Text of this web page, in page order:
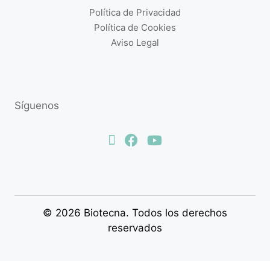
Política de Privacidad
Política de Cookies
Aviso Legal
Síguenos
© 2026 Biotecna. Todos los derechos
reservados